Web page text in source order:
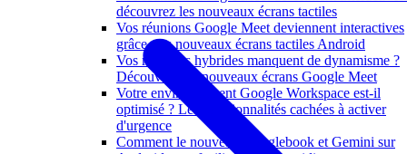
découvrez les nouveaux écrans tactiles
Vos réunions Google Meet deviennent interactives
grâce aux nouveaux écrans tactiles Android
Vos réunions hybrides manquent de dynamisme ?
Découvrez les nouveaux écrans Google Meet
Votre environnement Google Workspace est-il
optimisé ? Les fonctionnalités cachées à activer
d'urgence
Comment le nouveau Googlebook et Gemini sur